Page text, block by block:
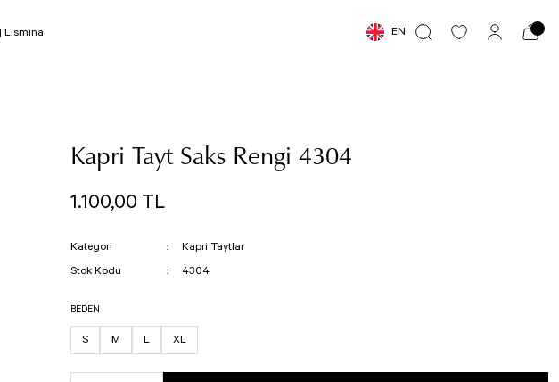
EN
Kapri Tayt Saks Rengi 4304
1.100,00 TL
Kategori
Kapri Taytlar
Stok Kodu
4304
BEDEN
S M L XL